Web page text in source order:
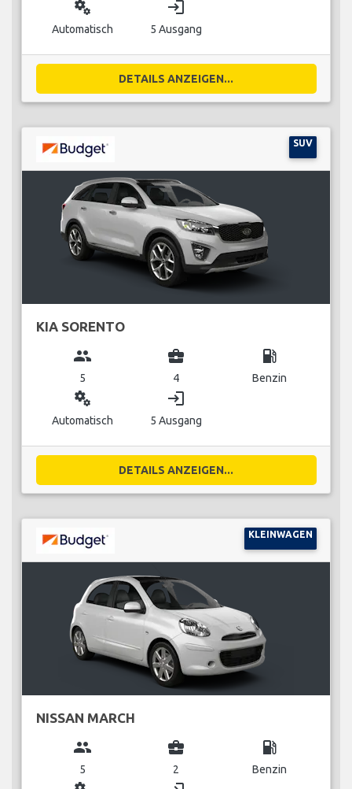
miscellaneous_services
Automatisch
login
5 Ausgang
DETAILS ANZEIGEN...
SUV
KIA SORENTO
group
5
business_center
4
local_gas_station
Benzin
miscellaneous_services
Automatisch
login
5 Ausgang
DETAILS ANZEIGEN...
KLEINWAGEN
NISSAN MARCH
group
5
business_center
2
local_gas_station
Benzin